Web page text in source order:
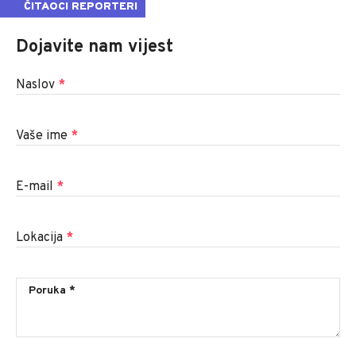
ČITAOCI REPORTERI
Dojavite nam vijest
Naslov *
Vaše ime *
E-mail *
Lokacija *